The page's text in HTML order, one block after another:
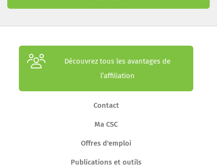
Découvrez tous les avantages de
l’affiliation
Contact
Ma CSC
Offres d'emploi
Publications et outils